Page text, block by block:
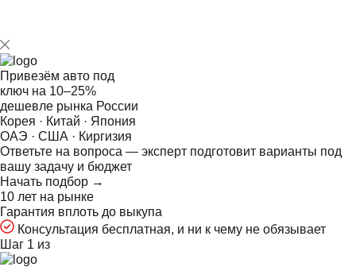
Привезём авто под
ключ на 10–25%
дешевле рынка России
Корея · Китай · Япония
ОАЭ · США · Киргизия
Ответьте на вопроса — эксперт подготовит варианты под
вашу задачу и бюджет
Начать подбор →
10 лет на рынке
Гарантия вплоть до выкупа
Консультация бесплатная, и ни к чему не обязывает
Шаг 1 из